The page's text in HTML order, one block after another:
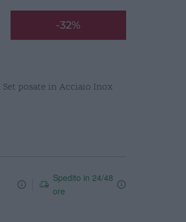
-32%
posate in Acciaio Inox
Spedito in 24/48
ore